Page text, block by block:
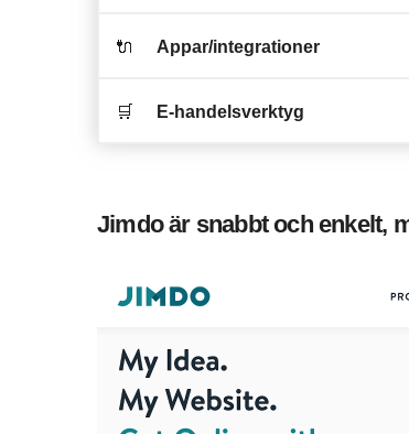
🔌 Appar/integrationer
🛒 E-handelsverktyg
Jimdo är snabbt och enkelt,